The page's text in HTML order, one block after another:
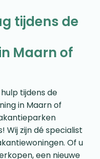
tijdens de
Maarn of
tijdens de
in Maarn of
Wij zijn dé specialist
Of u
een nieuwe